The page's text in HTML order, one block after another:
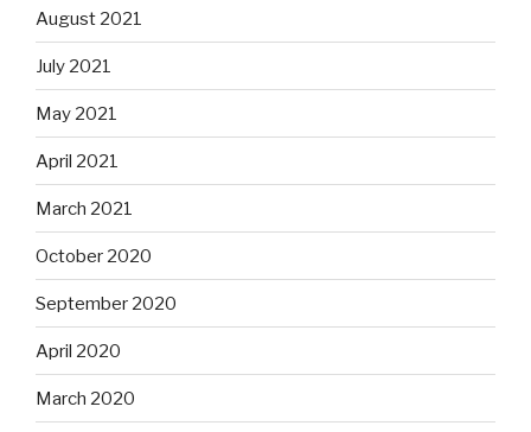
August 2021
July 2021
May 2021
April 2021
March 2021
October 2020
September 2020
April 2020
March 2020